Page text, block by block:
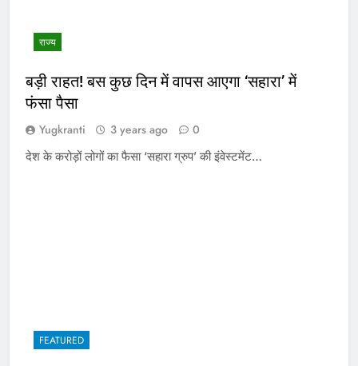
राज्य
बड़ी राहत! बस कुछ दिन में वापस आएगा ‘सहारा’ में
फंसा पैसा
Yugkranti 3 years ago 0
देश के करोड़ों लोगों का फैसा ‘सहारा ग्रुप’ की इंवेस्टमेंट…
FEATURED